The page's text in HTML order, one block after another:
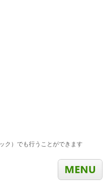
ク）でも行うことができます